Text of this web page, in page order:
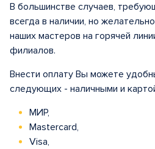
В большинстве случаев,
всегда в наличии, но
наших мастеров на горячей
филиалов.
Внести оплату Вы можете
следующих - наличными и
МИР,
Mastercard,
Visa,